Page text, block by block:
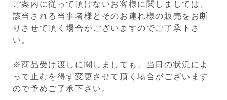
ご案内に従って頂けないお客様に関しましては、
該当される当事者様とそのお連れ様の販売をお断
りさせて頂く場合がございますのでご了承下さ
い。
※商品受け渡しに関しましても、当日の状況によ
って止むを得ず変更させて頂く場合がございます
ので予めご了承下さい。